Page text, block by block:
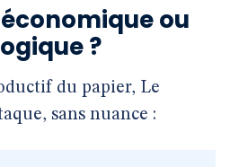
ou
?
du papier, Le
sans nuance :